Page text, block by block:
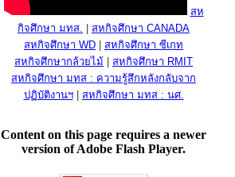
สห
กิจศึกษา มทส.
สหกิจศึกษา CANADA
สหกิจศึกษา WD
สหกิจศึกษา ซีเกท
สหกิจศึกษากล้วยไม้
สหกิจศึกษา RMIT
สหกิจศึกษา มทส : ความรู้สึกหลังกลับจาก
ปฏิบัติงานฯ| สหกิจศึกษา มทส : นศ.
Content on this page requires a newer
version of Adobe Flash Player.